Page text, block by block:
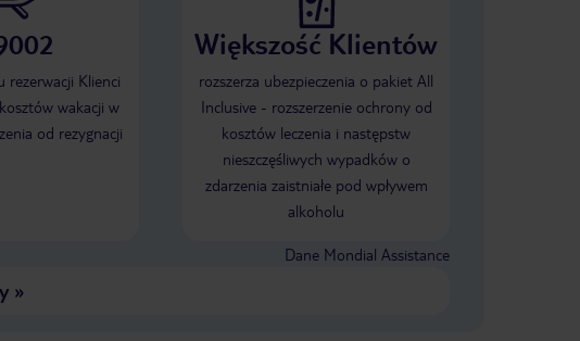
Klienci
wakacji w
od rezygnacji
Większość Klientów
rozszerza ubezpieczenia o pakiet All
Inclusive - rozszerzenie ochrony od
kosztów leczenia i następstw
nieszczęśliwych wypadków o
zdarzenia zaistniałe pod wpływem
alkoholu
Dane Mondial Assistance
»